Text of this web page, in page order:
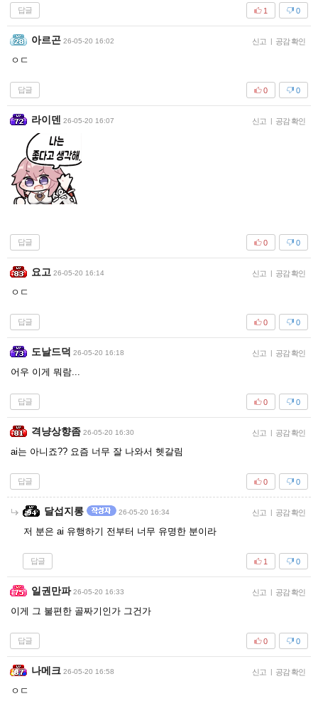
답글 0
1
아르곤 26-05-20 16:02 신고 | 공감 확인
ㅇㄷ
답글 0
0
라이덴 26-05-20 16:07 신고 | 공감 확인
답글 0
0
요고 26-05-20 16:14 신고 | 공감 확인
ㅇㄷ
답글 0
0
도날드덕 26-05-20 16:18 신고 | 공감 확인
어우 이게 뭐람...
답글 0
0
격냥상향좀 26-05-20 16:30 신고 | 공감 확인
ai는 아니죠?? 요즘 너무 잘 나와서 헷갈림
답글 0
0
달섭지롱 26-05-20 16:34 신고 | 공감 확인
저 분은 ai 유행하기 전부터 너무 유명한 분이라
답글 0
1
일권만파 26-05-20 16:33 신고 | 공감 확인
이게 그 불편한 골짜기인가 그건가
답글 0
0
나메크 26-05-20 16:58 신고 | 공감 확인
ㅇㄷ